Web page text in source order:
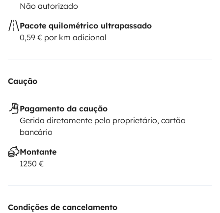
Não autorizado
Pacote quilométrico ultrapassado
0,59 € por km adicional
Caução
Pagamento da caução
Gerida diretamente pelo proprietário, cartão
bancário
Montante
1250 €
Condições de cancelamento